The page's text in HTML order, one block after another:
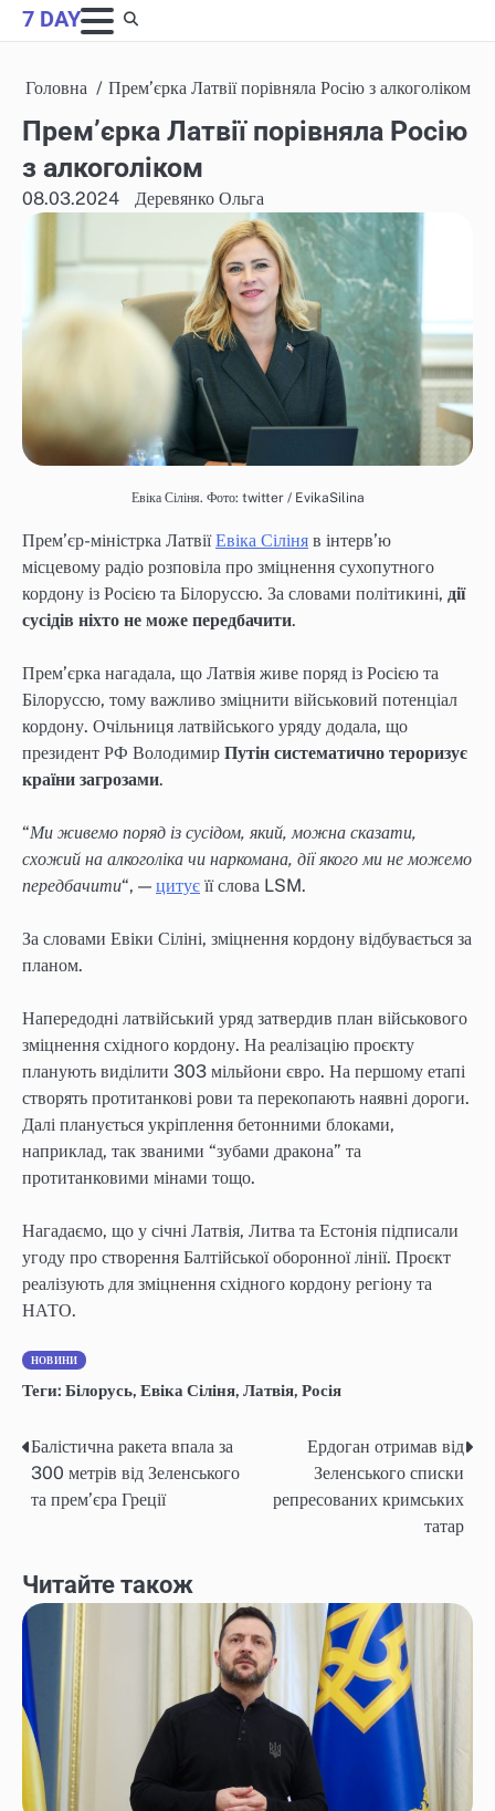
Skip
to
7 DAY
Головна Прем’єрка Латвії порівняла Росію з алкоголіком
Прем’єрка Латвії порівняла Росію
з алкоголіком
08.03.2024 Деревянко Ольга
Евіка Сіліня. Фото: twitter / EvikaSilina
Прем’єр-міністрка ЛатвіїЕвіка Сіліня в інтерв’ю
місцевому радіо розповіла про зміцнення сухопутного
кордону із Росією та Білоруссю. За словами політикині, дії
сусідів ніхто не може передбачити.
Прем’єрка нагадала, що Латвія живе поряд із Росією та
Білоруссю, тому важливо зміцнити військовий потенціал
кордону. Очільниця латвійського уряду додала, що
президент РФ Володимир Путін систематично тероризує
країни загрозами.
“Ми живемо поряд із сусідом, який, можна сказати,
схожий на алкоголіка чи наркомана, дії якого ми не можемо
передбачити“, — цитує її слова LSM.
За словами Евіки Сіліні, зміцнення кордону відбувається за
планом.
Напередодні латвійський уряд затвердив план військового
зміцнення східного кордону. На реалізацію проєкту
планують виділити 303 мільйони євро. На першому етапі
створять протитанкові рови та перекопають наявні дороги.
Далі планується укріплення бетонними блоками,
наприклад, так званими “зубами дракона” та
протитанковими мінами тощо.
Нагадаємо, що у січні Латвія, Литва та Естонія підписали
угоду про створення Балтійської оборонної лінії. Проєкт
реалізують для зміцнення східного кордону регіону та
НАТО.
НОВИНИ
Теги: Білорусь, Евіка Сіліня, Латвія, Росія
Навігація
записів
Балістична ракета впала за
300 метрів від Зеленського
та прем’єра Греції
Ердоган отримав від
Зеленського списки
репресованих кримських
татар
Читайте також